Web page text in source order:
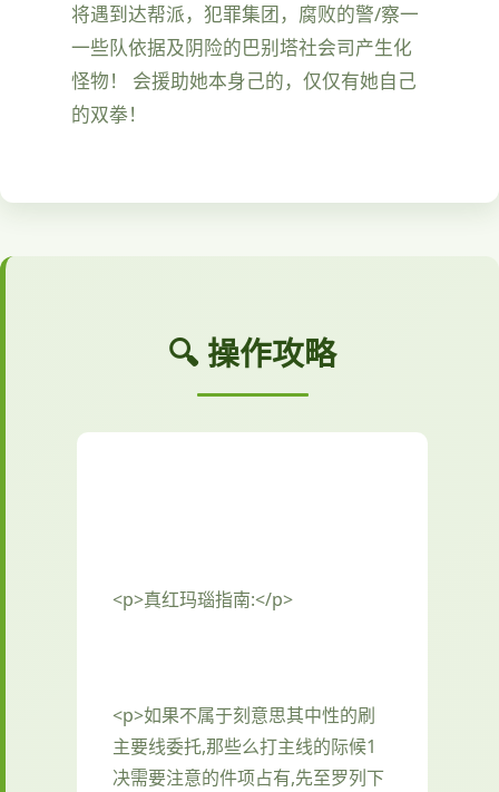
将遇到达帮派，犯罪集团，腐败的警/察一
一些队依据及阴险的巴别塔社会司产生化
怪物！ 会援助她本身己的，仅仅有她自己
的双拳！
🔍 操作攻略
<p>真红玛瑙指南:</p>
<p>如果不属于刻意思其中性的刷
主要线委托,那些么打主线的际候1
决需要注意的件项占有,先至罗列下